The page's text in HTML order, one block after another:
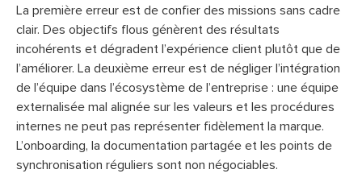
La première erreur est de confier des missions sans cadre
clair. Des objectifs flous génèrent des résultats
incohérents et dégradent l’expérience client plutôt que de
l’améliorer. La deuxième erreur est de négliger l’intégration
de l’équipe dans l’écosystème de l’entreprise : une équipe
externalisée mal alignée sur les valeurs et les procédures
internes ne peut pas représenter fidèlement la marque.
L’onboarding, la documentation partagée et les points de
synchronisation réguliers sont non négociables.